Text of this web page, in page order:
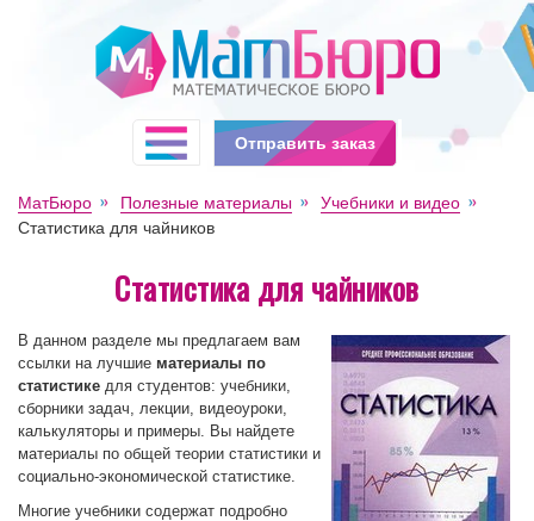
МатБюро Полезные материалы
Учебники и видео
Статистика для чайников
Статистика для чайников
В данном разделе мы предлагаем вам
ссылки на лучшие материалы по
статистике для студентов: учебники,
сборники задач, лекции, видеоуроки,
калькуляторы и примеры. Вы найдете
материалы по общей теории статистики и
социально-экономической статистике.
Многие учебники содержат подробно
Отправить заказ